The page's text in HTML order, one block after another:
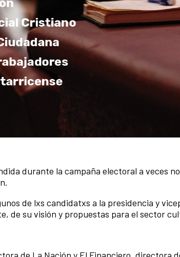
durante la campaña electoral a veces
de lxs candidatxs a la presidencia y
de su visión y propuestas para el sector